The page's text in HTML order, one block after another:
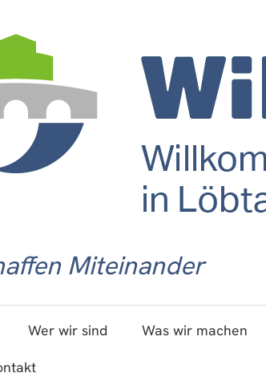
Miteinander
Wer wir sind Was wir machen